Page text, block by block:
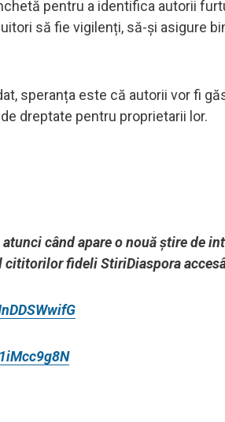
pentru a identifica autorii
să fie vigilenți, să-și asigure
speranța este că autorii vor fi
dreptate pentru proprietarii lor.
când apare o nouă știre de
cititorilor fideli StiriDiaspora